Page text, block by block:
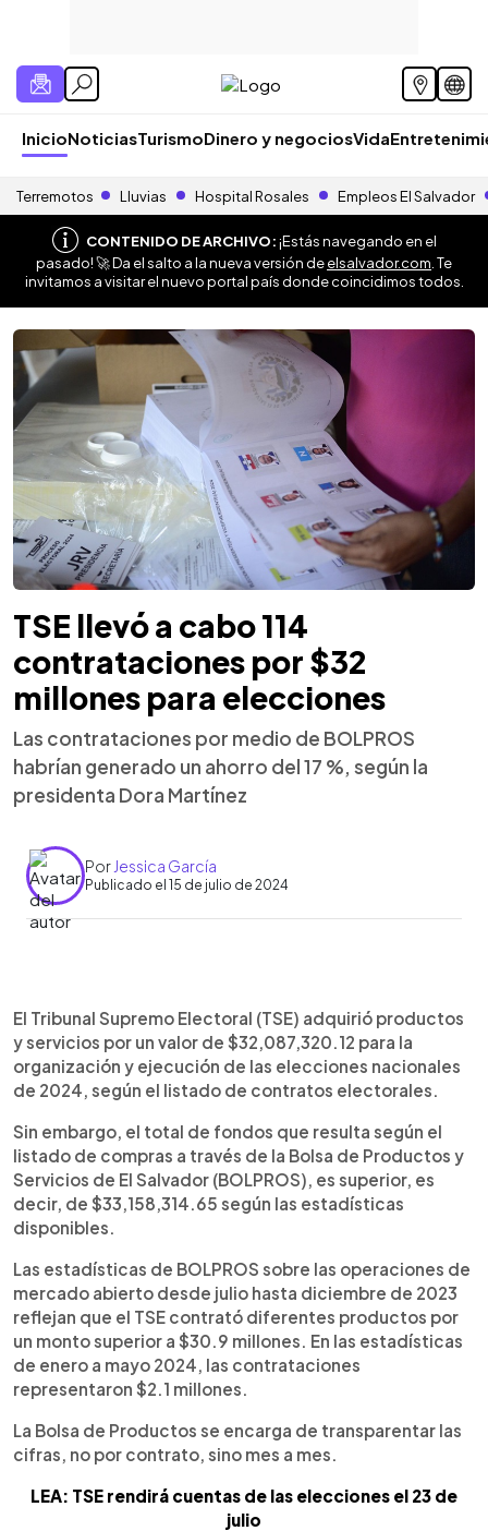
InicioNoticiasTurismoDinero y negociosVida
Terremotos Lluvias Hospital Rosales Empleos El Salvador
CONTENIDO DE ARCHIVO:¡Estás navegando en el
pasado! 🚀 Da el salto a la nueva versión deelsalvador.com . Te
invitamos a visitar el nuevo portal país donde coincidimos todos.
TSE llevó a cabo 114
contrataciones por $32
millones para elecciones
Las contrataciones por medio de BOLPROS
habrían generado un ahorro del 17 %, según la
presidenta Dora Martínez
Por Jessica García
Publicado el 15 de julio de 2024
Escuchar artículo
El Tribunal Supremo Electoral (TSE) adquirió productos
y servicios por un valor de $32,087,320.12 para la
organización y ejecución de las elecciones nacionales
de 2024, según el listado de contratos electorales.
Sin embargo, el total de fondos que resulta según el
listado de compras a través de la Bolsa de Productos y
Servicios de El Salvador (BOLPROS), es superior, es
decir, de $33,158,314.65 según las estadísticas
disponibles.
Las estadísticas de BOLPROS sobre las operaciones de
mercado abierto desde julio hasta diciembre de 2023
reflejan que el TSE contrató diferentes productos por
un monto superior a $30.9 millones. En las estadísticas
de enero a mayo 2024, las contrataciones
representaron $2.1 millones.
La Bolsa de Productos se encarga de transparentar las
cifras, no por contrato, sino mes a mes.
LEA: TSE rendirá cuentas de las elecciones el 23 de
julio